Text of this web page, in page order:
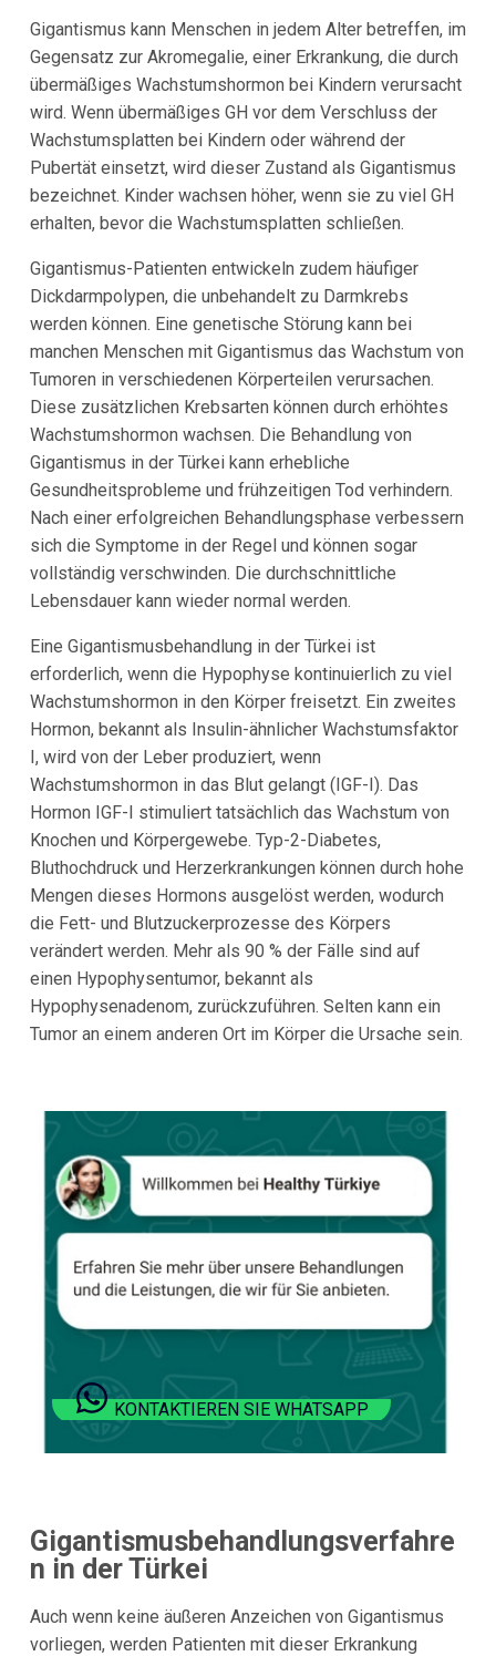
Gigantismus kann Menschen in jedem Alter betreffen, im
Gegensatz zur Akromegalie, einer Erkrankung, die durch
übermäßiges Wachstumshormon bei Kindern verursacht
wird. Wenn übermäßiges GH vor dem Verschluss der
Wachstumsplatten bei Kindern oder während der
Pubertät einsetzt, wird dieser Zustand als Gigantismus
bezeichnet. Kinder wachsen höher, wenn sie zu viel GH
erhalten, bevor die Wachstumsplatten schließen.
Gigantismus-Patienten entwickeln zudem häufiger
Dickdarmpolypen, die unbehandelt zu Darmkrebs
werden können. Eine genetische Störung kann bei
manchen Menschen mit Gigantismus das Wachstum von
Tumoren in verschiedenen Körperteilen verursachen.
Diese zusätzlichen Krebsarten können durch erhöhtes
Wachstumshormon wachsen. Die Behandlung von
Gigantismus in der Türkei kann erhebliche
Gesundheitsprobleme und frühzeitigen Tod verhindern.
Nach einer erfolgreichen Behandlungsphase verbessern
sich die Symptome in der Regel und können sogar
vollständig verschwinden. Die durchschnittliche
Lebensdauer kann wieder normal werden.
Eine Gigantismusbehandlung in der Türkei ist
erforderlich, wenn die Hypophyse kontinuierlich zu viel
Wachstumshormon in den Körper freisetzt. Ein zweites
Hormon, bekannt als Insulin-ähnlicher Wachstumsfaktor
I, wird von der Leber produziert, wenn
Wachstumshormon in das Blut gelangt (IGF-I). Das
Hormon IGF-I stimuliert tatsächlich das Wachstum von
Knochen und Körpergewebe. Typ-2-Diabetes,
Bluthochdruck und Herzerkrankungen können durch hohe
Mengen dieses Hormons ausgelöst werden, wodurch
die Fett- und Blutzuckerprozesse des Körpers
verändert werden. Mehr als 90 % der Fälle sind auf
einen Hypophysentumor, bekannt als
Hypophysenadenom, zurückzuführen. Selten kann ein
Tumor an einem anderen Ort im Körper die Ursache sein.
KONTAKTIEREN SIE WHATSAPP
Gigantismusbehandlungsverfahre
n in der Türkei
Auch wenn keine äußeren Anzeichen von Gigantismus
vorliegen, werden Patienten mit dieser Erkrankung